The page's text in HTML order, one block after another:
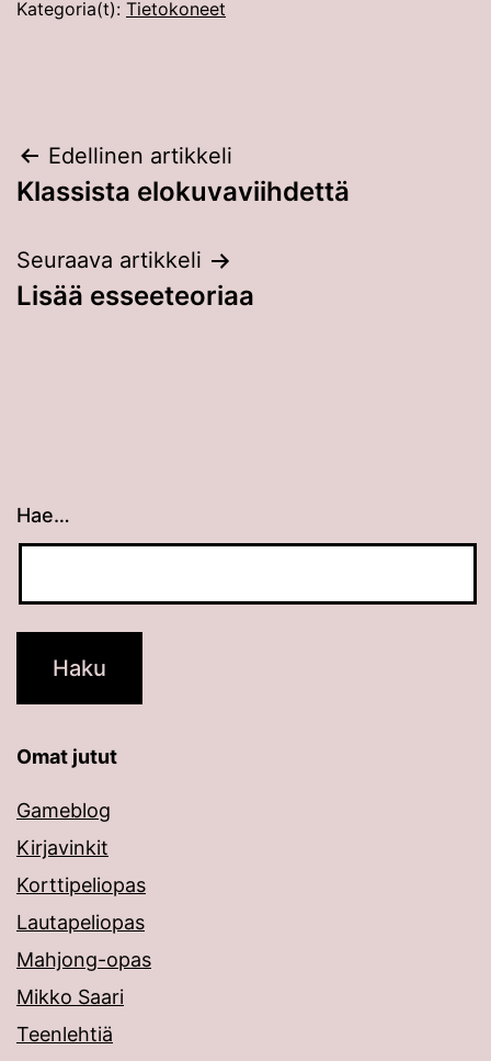
Kategoria(t): Tietokoneet
Artikkelien
selaus
Edellinen artikkeli
Klassista elokuvaviihdettä
Seuraava artikkeli
Lisää esseeteoriaa
Hae…
Kun tuloksia tulee, voit selata niitä
Omat jutut
Gameblog
Kirjavinkit
Korttipeliopas
Lautapeliopas
Mahjong-opas
Mikko Saari
Teenlehtiä